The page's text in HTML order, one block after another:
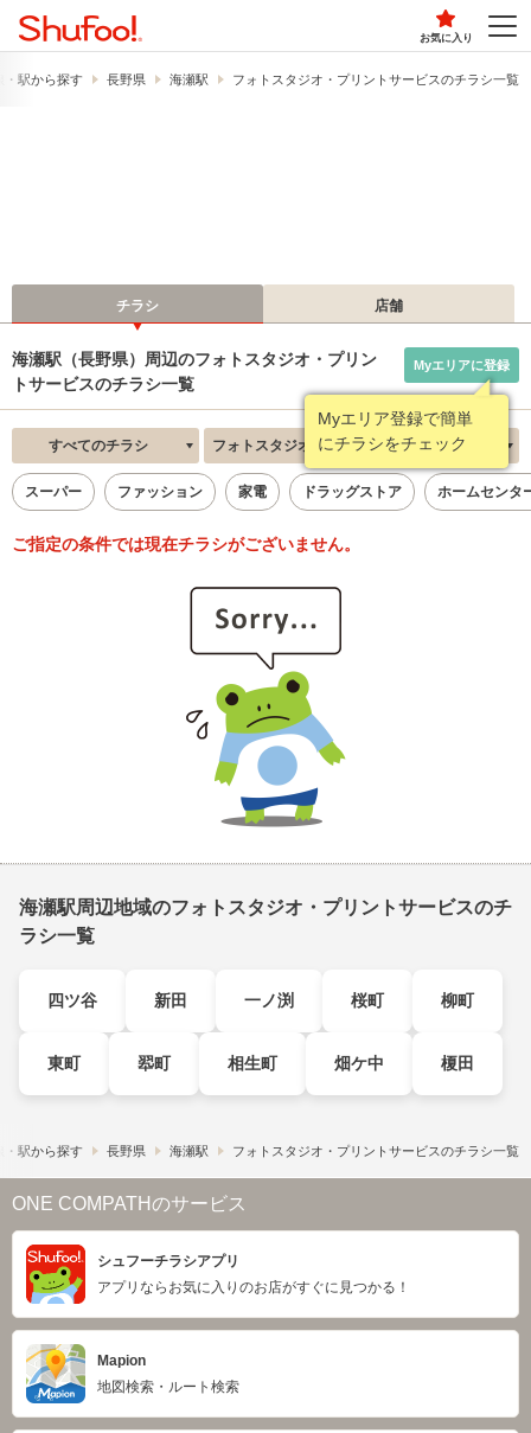
お気に入り
・駅から探す 長野県 海瀬駅 フォトスタジオ・プリントサービスのチラシ一覧
チラシ 店舗
海瀬駅（長野県）周辺のフォトスタジオ・プリン
トサービスのチラシ一覧
Myエリア登録で簡単
にチラシをチェック
Myエリアに登録
すべてのチラシ フォトスタジオ・プリントサービス 新着順
スーパー ファッション 家電 ドラッグストア ホームセンタ
ご指定の条件では現在チラシがございません。
海瀬駅周辺地域のフォトスタジオ・プリントサービスのチ
ラシ一覧
四ツ谷 新田 一ノ渕 桜町 柳町
東町 翆町 相生町 畑ケ中 榎田
・駅から探す 長野県 海瀬駅 フォトスタジオ・プリントサービスのチラシ一覧
ONE COMPATHのサービス
シュフーチラシアプリ
アプリならお気に入りのお店がすぐに見つかる！
Mapion
地図検索・ルート検索